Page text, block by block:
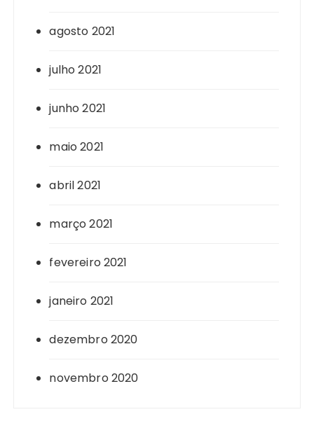
agosto 2021
julho 2021
junho 2021
maio 2021
abril 2021
março 2021
fevereiro 2021
janeiro 2021
dezembro 2020
novembro 2020